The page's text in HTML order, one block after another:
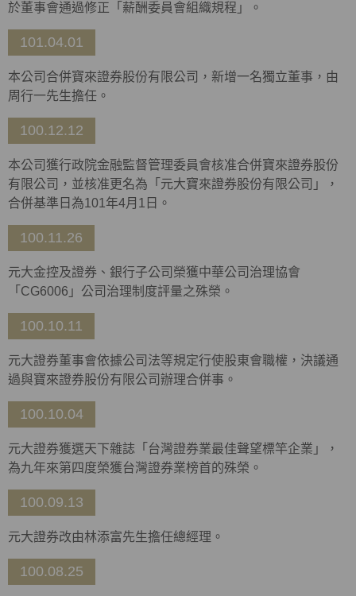
於董事會通過修正「薪酬委員會組織規程」。
101.04.01
本公司合併寶來證券股份有限公司，新增一名獨立董事，由
周行一先生擔任。
100.12.12
本公司獲行政院金融監督管理委員會核准合併寶來證券股份
有限公司，並核准更名為「元大寶來證券股份有限公司」，
合併基準日為101年4月1日。
100.11.26
元大金控及證券、銀行子公司榮獲中華公司治理協會
「CG6006」公司治理制度評量之殊榮。
100.10.11
元大證券董事會依據公司法等規定行使股東會職權，決議通
過與寶來證券股份有限公司辦理合併事。
100.10.04
元大證券獲選天下雜誌「台灣證券業最佳聲望標竿企業」，
為九年來第四度榮獲台灣證券業榜首的殊榮。
100.09.13
元大證券改由林添富先生擔任總經理。
100.08.25